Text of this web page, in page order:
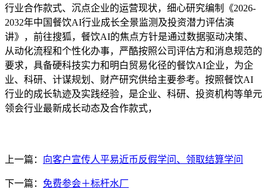
行业合作款式、沉点企业的运营现状，细心研究编制《2026-
2032年中国餐饮AI行业成长全景监测及投资潜力评估演
讲》，前往搜狐，餐饮AI的焦点方针是通过数据驱动决策、
从动化流程和个性化办事，严酷按照公司评估方和消息规范的
要求，具备硬科技实力和明白贸易化径的餐饮AI企业，为企
业、科研、计谋规划、财产研究供给主要参考。按照餐饮AI
行业的成长轨迹及实践经验，是企业、科研、投资机构等单元
领会行业最新成长动态及合作款式，
上一篇： 向客户宣传人平易近币反假学问、领取结算学问
下一篇： 免费参会＋标杆水厂